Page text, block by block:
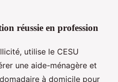
réussie en profession
utilise le CESU
une aide-ménagère et
à domicile pour